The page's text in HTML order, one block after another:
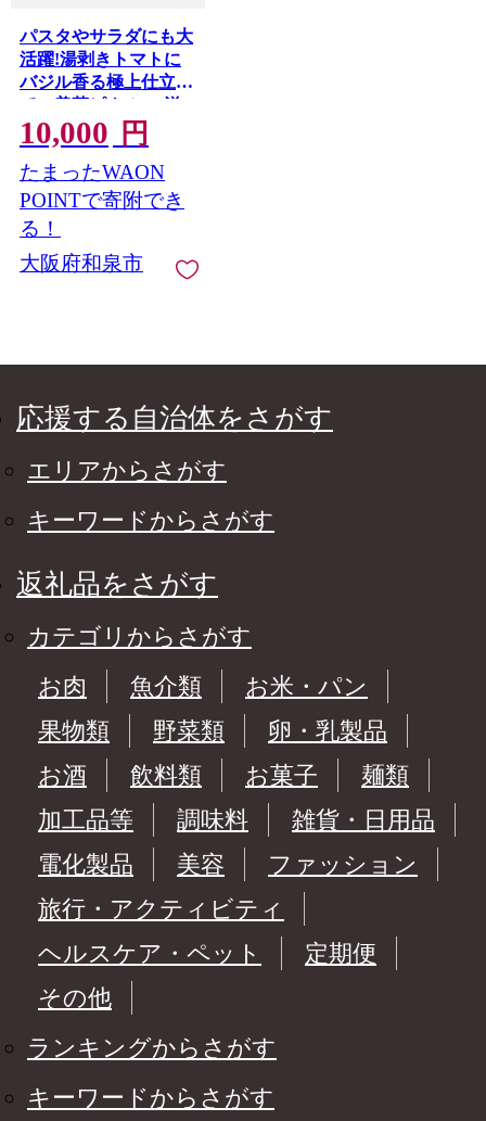
パスタやサラダにも大
活躍!湯剥きトマトに
バジル香る極上仕立
て。美菜ピクルス(洋
風)3本セット
【1745324】
10,000 円
たまったWAON
POINTで寄附でき
る！
大阪府和泉市
応援する自治体をさがす
エリアからさがす
キーワードからさがす
返礼品をさがす
カテゴリからさがす
お肉
魚介類
お米・パン
果物類
野菜類
卵・乳製品
お酒
飲料類 お菓子
麺類
加工品等
調味料
雑貨・日用品
電化製品
美容
ファッション
旅行・アクティビティ
ヘルスケア・ペット
定期便
その他
ランキングからさがす
キーワードからさがす